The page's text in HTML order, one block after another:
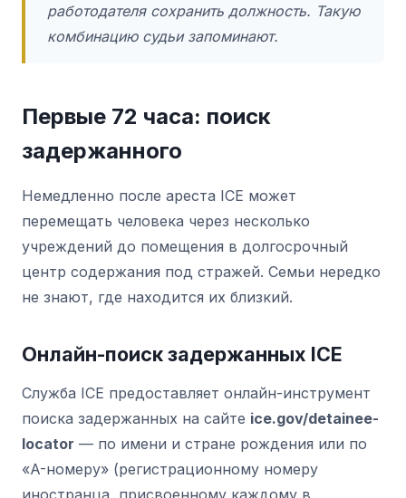
работодателя сохранить должность. Такую
комбинацию судьи запоминают.
Первые 72 часа: поиск
задержанного
Немедленно после ареста ICE может
перемещать человека через несколько
учреждений до помещения в долгосрочный
центр содержания под стражей. Семьи нередко
не знают, где находится их близкий.
Онлайн-поиск задержанных ICE
Служба ICE предоставляет онлайн-инструмент
поиска задержанных на сайте ice.gov/detainee-
locator — по имени и стране рождения или по
«A-номеру» (регистрационному номеру
иностранца, присвоенному каждому в